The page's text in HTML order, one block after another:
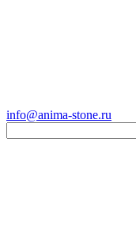
info@anima-stone.ru